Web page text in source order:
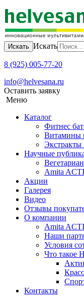
Искать Искать
8 (925) 005-77-20
info@helvesana.ru
Оставить заявку
Меню
Каталог
Фитнес
Витамины
Экстракты
Научные
Amita
Акции
Галерея
Видео
Отзывы
О компании
Amita
Наши
Условия
Что такое
Контакты